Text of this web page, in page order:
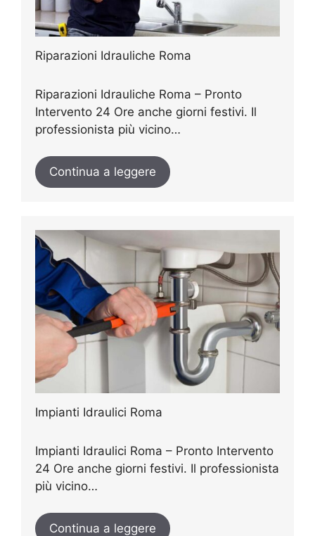
Riparazioni Idrauliche Roma
Riparazioni Idrauliche Roma – Pronto
Intervento 24 Ore anche giorni festivi. Il
professionista più vicino…
Continua a leggere
Impianti Idraulici Roma
Impianti Idraulici Roma – Pronto Intervento
24 Ore anche giorni festivi. Il professionista
più vicino…
Continua a leggere